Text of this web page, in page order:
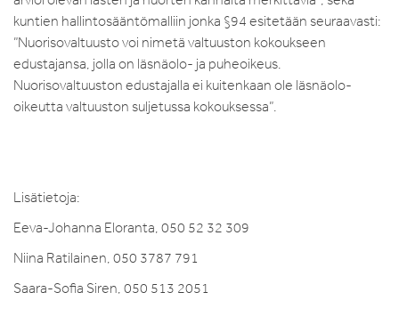
kuntien hallintosääntömalliin jonka §94 esitetään seuraavasti:
”Nuorisovaltuusto voi nimetä valtuuston kokoukseen
edustajansa, jolla on läsnäolo- ja puheoikeus.
Nuorisovaltuuston edustajalla ei kuitenkaan ole läsnäolo-
oikeutta valtuuston suljetussa kokouksessa”.
Lisätietoja:
Eeva-Johanna Eloranta, 050 52 32 309
Niina Ratilainen, 050 3787 791
Saara-Sofia Siren, 050 513 2051